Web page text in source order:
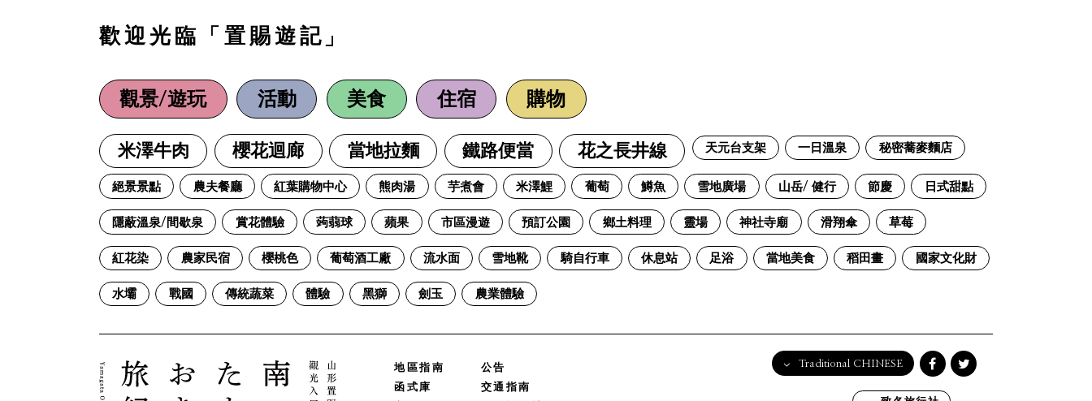
歡迎光臨「置賜遊記」
觀景/遊玩 活動 美食 住宿 購物
米澤牛肉 櫻花迴廊 當地拉麵 鐵路便當 花之長井線 天元台支架 一日溫泉 秘密蕎麥麵店
絕景景點 農夫餐廳 紅葉購物中心 熊肉湯 芋煮會 米澤鯉 葡萄 鱒魚 雪地廣場 山岳/ 健行 節慶 日式甜點
隱蔽溫泉/間歇泉 賞花體驗 蒟蒻球 蘋果 市區漫遊 預訂公園 鄉土料理 靈場 神社寺廟 滑翔傘 草莓
紅花染 農家民宿 櫻桃色 葡萄酒工廠 流水面 雪地靴 騎自行車 休息站 足浴 當地美食 稻田畫 國家文化財
水壩 戰國 傳統蔬菜 體驗 黑獅 劍玉 農業體驗
地區指南
函式庫
公告
交通指南
Traditional CHINESE
English